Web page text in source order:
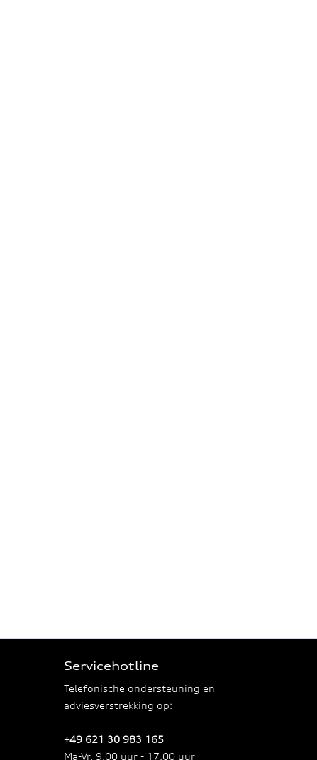
Servicehotline
Telefonische ondersteuning en
adviesverstrekking op:
+49 621 30 983 165
Ma-Vr, 9.00 uur - 17.00 uur